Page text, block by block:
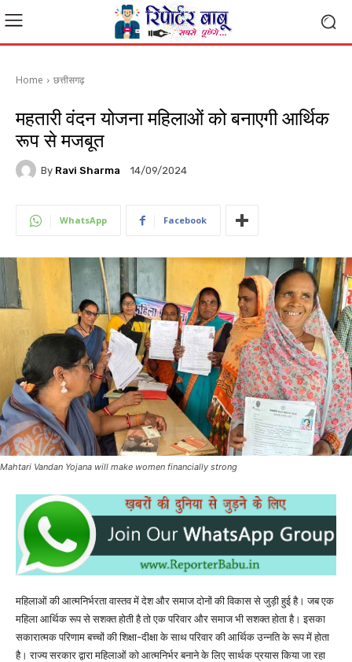
Home छत्तीसगढ़
महतारी वंदन योजना महिलाओं को बनाएगी आर्थिक
रूप से मजबूत
By Ravi Sharma 14/09/2024
WhatsApp Facebook
Mahtari Vandan Yojana will make women financially strong
महिलाओं की आत्मनिर्भरता वास्तव में देश और समाज दोनों की विकास से जुड़ी हुई है। जब एक
महिला आर्थिक रूप से सशक्त होती है तो एक परिवार और समाज भी सशक्त होता है। इसका
सकारात्मक परिणाम बच्चों की शिक्षा-दीक्षा के साथ परिवार की आर्थिक उन्नति के रूप में होता
है। राज्य सरकार द्वारा महिलाओं को आत्मनिर्भर बनाने के लिए सार्थक प्रयास किया जा रहा